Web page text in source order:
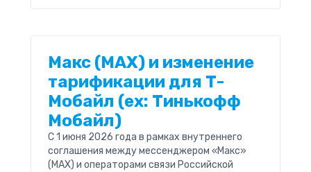
Макс (MAX) и изменение
тарификации для Т-
Мобайл (ex: Тинькофф
Мобайл)
С 1 июня 2026 года в рамках внутреннего
соглашения между мессенджером «Макс»
(MAX) и операторами связи Российской